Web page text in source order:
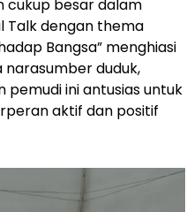
cukup besar dalam
Talk dengan thema
Bangsa” menghiasi
duduk,
ini antusias untuk
aktif dan positif